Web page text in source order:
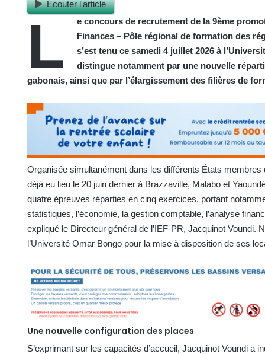
Ecouter l'article
L
e concours de recrutement de la 9ème
Finances – Pôle régional de formation des
s’est tenu ce samedi 4 juillet 2026 à
distingue notamment par une nouvelle
gabonais, ainsi que par l’élargissement des filières de
Organisée simultanément dans les différents États
déjà eu lieu le 20 juin dernier à Brazzaville, Malabo et
quatre épreuves réparties en cinq exercices, portant
statistiques, l’économie, la gestion comptable, l’analyse
expliqué le Directeur général de l’IEF-PR, Jacquinot Voundi.
l’Université Omar Bongo pour la mise à disposition de ses
Une nouvelle configuration des places
S’exprimant sur les capacités d’accueil, Jacquinot Voundi a